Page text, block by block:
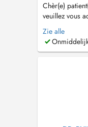
Chèr(e)
veuillez vous
au 26201939.
please call the
26201939....
Zie alle